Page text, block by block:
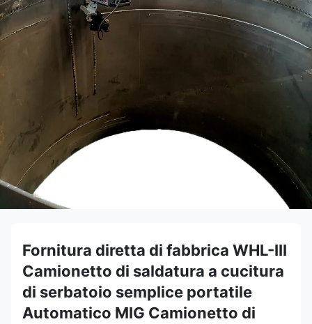
Fornitura diretta di fabbrica WHL-III
Camionetto di saldatura a cucitura
di serbatoio semplice portatile
Automatico MIG Camionetto di